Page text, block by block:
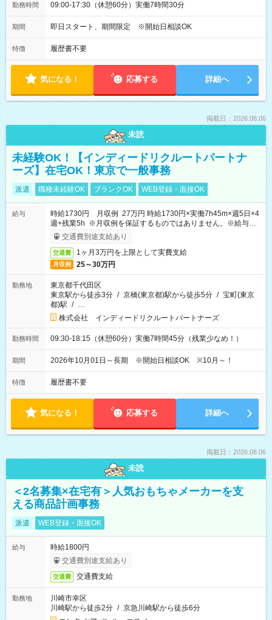
勤務時間 09:00-17:30（休憩60分）実働7時間30分
期間 即日スタート、期間限定 ※開始日相談OK
特徴 履歴書不要
気になる！ 応募する 詳細へ
掲載日：2026.08.06
未読
未経験OK！【インディードリクルートパートナ
ーズ】在宅OK！東京で一般事務
派遣 職種未経験OK ブランクOK WEB登録・面接OK
給与
時給1730円 月収例 27万円 時給1730円×実働7h45m×週5日×4
週+残業5h ※月収例を保証するものではありません。※給与即
受取りサービス利用可（利用条件有）
交通費別途支給あり
交通費 1ヶ月3万円を上限として実費支給
月収例 25～30万円
勤務地
東京都千代田区
東京駅から徒歩3分 / 京橋(東京都)駅から徒歩5分 / 宝町(東京
都)駅 / …
株式会社 インディードリクルートパートナーズ
勤務時間 09:30-18:15（休憩60分）実働7時間45分（残業少なめ！）
期間 2026年10月01日～長期 ※開始日相談OK ※10月～！
特徴 履歴書不要
気になる！ 応募する 詳細へ
掲載日：2026.08.06
未読
＜2名募集×在宅有＞人気おもちゃメーカーを支
える商品計画事務
派遣 WEB登録・面接OK
給与
時給1800円
交通費別途支給あり
交通費 交通費支給
勤務地
川崎市幸区
川崎駅から徒歩2分 / 京急川崎駅から徒歩6分